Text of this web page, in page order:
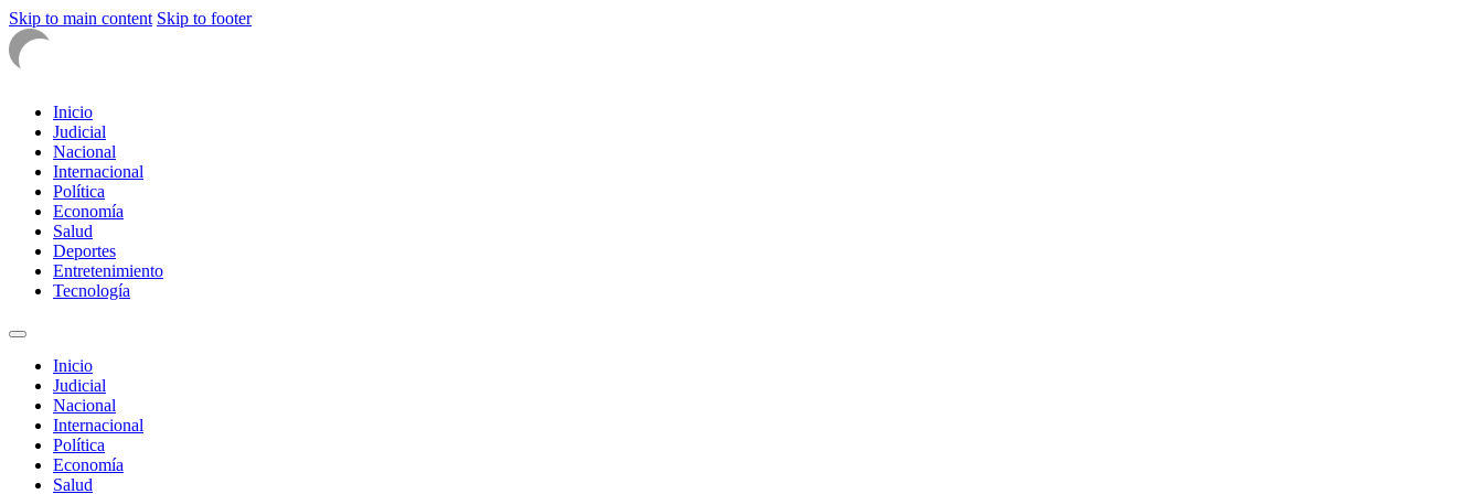
Skip to main content Skip to footer
Inicio
Judicial
Nacional
Internacional
Política
Economía
Salud
Deportes
Entretenimiento
Tecnología
Inicio
Judicial
Nacional
Internacional
Política
Economía
Salud